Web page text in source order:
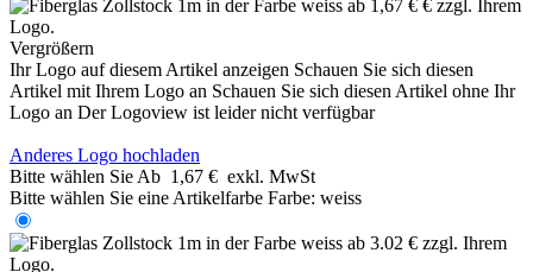
Vergrößern
Ihr Logo auf diesem Artikel anzeigen Schauen Sie sich diesen
Artikel mit Ihrem Logo an Schauen Sie sich diesen Artikel ohne Ihr
Logo an Der Logoview ist leider nicht verfügbar
Anderes Logo hochladen
Bitte wählen Sie Ab 1,67 € exkl. MwSt
Bitte wählen Sie eine Artikelfarbe Farbe: weiss